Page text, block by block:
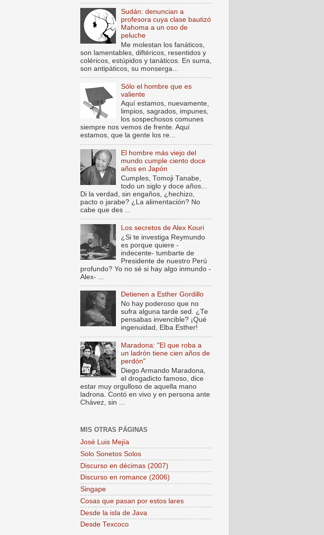
Sudán: denuncian a
profesora cuya clase bautizó
Mahoma a un oso de
peluche
Me molestan los fanáticos,
son lamentables, diftéricos, resentidos y
coléricos, estúpidos y tanáticos. En suma,
son antipáticos, su monserga...
Sólo el hombre que es
valiente
Aquí estamos, nuevamente,
limpios, sagrados, impunes,
los sospechosos comunes
siempre nos vemos de frente. Aquí
estamos, que la gente los re...
El hombre más viejo del
mundo cumple ciento doce
años en Japón
Cumples, Tomoji Tanabe,
todo un siglo y doce años...
Di la verdad, sin engaños, ¿hechizo,
pacto o jarabe? ¿La alimentación? No
cabe que des ...
Los secretos de Alex Kouri
¿Si te investiga Reymundo
es porque quiere -
indecente- tumbarte de
Presidente de nuestro Perú
profundo? Yo no sé si hay algo inmundo -
Alex- ...
Detienen a Esther Gordillo
No hay poderoso que no
sufra alguna tarde sed. ¿Te
pensabas invencible? ¡Qué
ingenuidad, Elba Esther!
Maradona: "El que roba a
un ladrón tiene cien años de
perdón"
Diego Armando Maradona,
el drogadicto famoso, dice
estar muy orgulloso de aquella mano
ladrona. Contó en vivo y en persona ante
Chávez, sin ...
MIS OTRAS PÁGINAS
José Luis Mejía
Solo Sonetos Solos
Discurso en décimas (2007)
Discurso en romance (2006)
Singape
Cosas que pasan por estos lares
Desde la isla de Java
Desde Texcoco